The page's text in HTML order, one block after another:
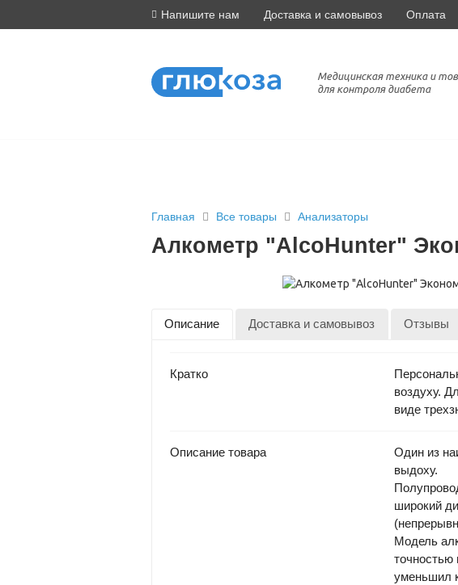
Напишите нам Доставка и самовывоз Оплата
Медицинская техника и
для контроля диабета
Главная Все товары Анализаторы
Алкометр "AlcoHunter"
Описание Доставка и самовывоз Отзывы
Кратко
воздуху.
виде
Описание товара
Один из
выдоху.
широкий
Модель
точностью
уменьшил